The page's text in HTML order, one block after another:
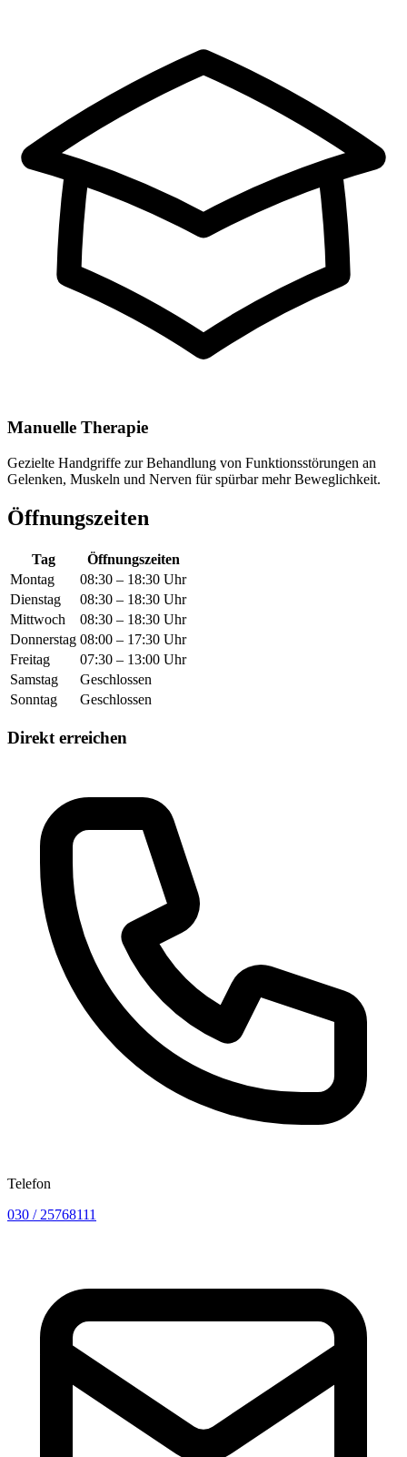
Manuelle Therapie
Gezielte Handgriffe zur Behandlung von Funktionsstörungen an
Gelenken, Muskeln und Nerven für spürbar mehr Beweglichkeit.
Öffnungszeiten
Tag
Öffnungszeiten
Montag
08:30 – 18:30 Uhr
Dienstag
08:30 – 18:30 Uhr
Mittwoch
08:30 – 18:30 Uhr
Donnerstag 08:00 – 17:30 Uhr
Freitag
07:30 – 13:00 Uhr
Samstag
Geschlossen
Sonntag
Geschlossen
Direkt erreichen
Telefon
030 / 25768111